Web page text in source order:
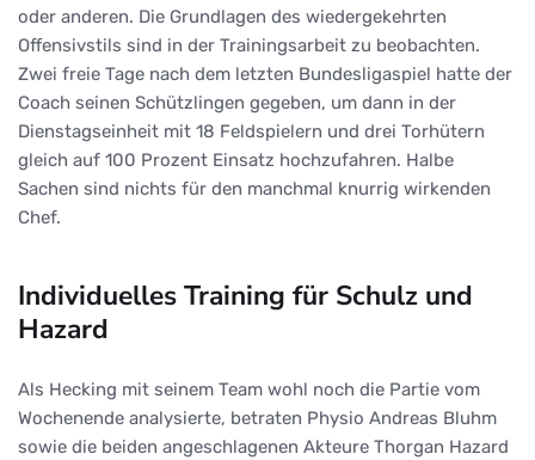
oder anderen. Die Grundlagen des wiedergekehrten
Offensivstils sind in der Trainingsarbeit zu beobachten.
Zwei freie Tage nach dem letzten Bundesligaspiel hatte der
Coach seinen Schützlingen gegeben, um dann in der
Dienstagseinheit mit 18 Feldspielern und drei Torhütern
gleich auf 100 Prozent Einsatz hochzufahren. Halbe
Sachen sind nichts für den manchmal knurrig wirkenden
Chef.
Individuelles Training für Schulz und
Hazard
Als Hecking mit seinem Team wohl noch die Partie vom
Wochenende analysierte, betraten Physio Andreas Bluhm
sowie die beiden angeschlagenen Akteure Thorgan Hazard